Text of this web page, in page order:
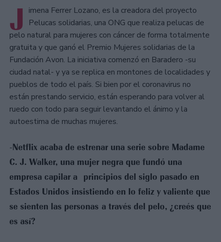
J imena Ferrer Lozano, es la creadora del proyecto
Pelucas solidarias, una ONG que realiza pelucas de
pelo natural para mujeres con cáncer de forma totalmente
gratuita y que ganó el Premio Mujeres solidarias de la
Fundación Avon. La iniciativa comenzó en Baradero -su
ciudad natal- y ya se replica en montones de localidades y
pueblos de todo el país. Si bien por el coronavirus no
están prestando servicio, están esperando para volver al
ruedo con todo para seguir levantando el ánimo y la
autoestima de muchas mujeres.
-Netflix acaba de estrenar una serie sobre Madame
C. J. Walker, una mujer negra que fundó una
empresa capilar a principios del siglo pasado en
Estados Unidos insistiendo en lo feliz y valiente que
se sienten las personas a través del pelo, ¿creés que
es así?